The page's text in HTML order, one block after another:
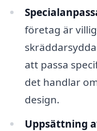
företag är
att passa
det handlar
design.
Uppsättning